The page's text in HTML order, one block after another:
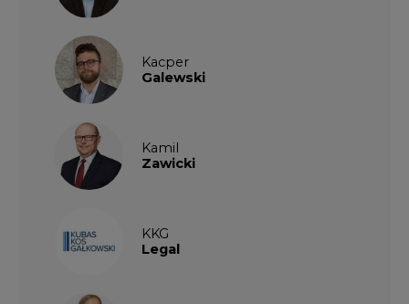
Kacper
Galewski
Kamil
Zawicki
KKG
Legal